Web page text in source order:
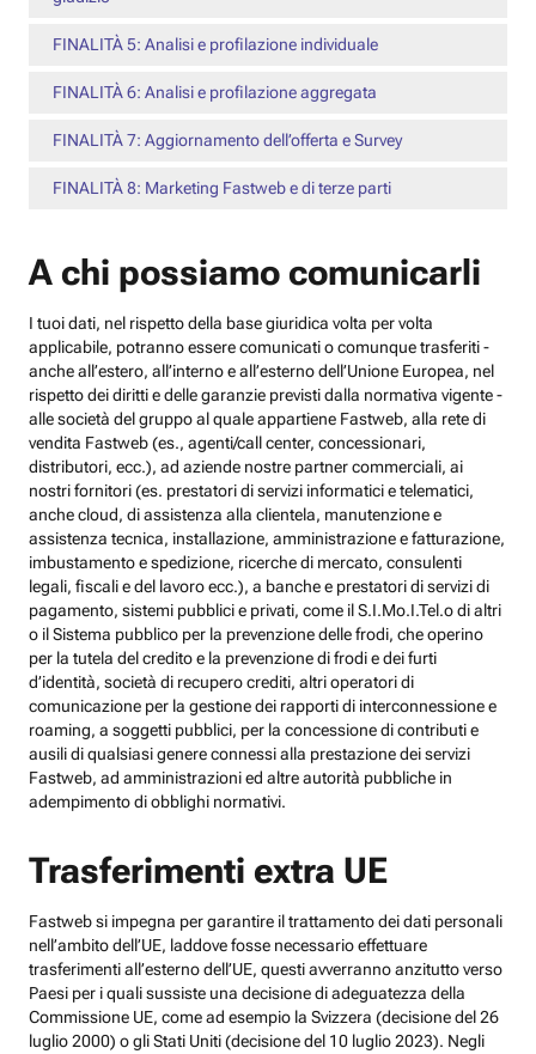
FINALITÀ 5: Analisi e profilazione individuale
FINALITÀ 6: Analisi e profilazione aggregata
FINALITÀ 7: Aggiornamento dell’offerta e Survey
FINALITÀ 8: Marketing Fastweb e di terze parti
A chi possiamo comunicarli
I tuoi dati, nel rispetto della base giuridica volta per volta
applicabile, potranno essere comunicati o comunque trasferiti -
anche all’estero, all’interno e all’esterno dell’Unione Europea, nel
rispetto dei diritti e delle garanzie previsti dalla normativa vigente -
alle società del gruppo al quale appartiene Fastweb, alla rete di
vendita Fastweb (es., agenti/call center, concessionari,
distributori, ecc.), ad aziende nostre partner commerciali, ai
nostri fornitori (es. prestatori di servizi informatici e telematici,
anche cloud, di assistenza alla clientela, manutenzione e
assistenza tecnica, installazione, amministrazione e fatturazione,
imbustamento e spedizione, ricerche di mercato, consulenti
legali, fiscali e del lavoro ecc.), a banche e prestatori di servizi di
pagamento, sistemi pubblici e privati, come il S.I.Mo.I.Tel.o di altri
o il Sistema pubblico per la prevenzione delle frodi, che operino
per la tutela del credito e la prevenzione di frodi e dei furti
d’identità, società di recupero crediti, altri operatori di
comunicazione per la gestione dei rapporti di interconnessione e
roaming, a soggetti pubblici, per la concessione di contributi e
ausili di qualsiasi genere connessi alla prestazione dei servizi
Fastweb, ad amministrazioni ed altre autorità pubbliche in
adempimento di obblighi normativi.
Trasferimenti extra UE
Fastweb si impegna per garantire il trattamento dei dati personali
nell’ambito dell’UE, laddove fosse necessario effettuare
trasferimenti all’esterno dell’UE, questi avverranno anzitutto verso
Paesi per i quali sussiste una decisione di adeguatezza della
Commissione UE, come ad esempio la Svizzera (decisione del 26
luglio 2000) o gli Stati Uniti (decisione del 10 luglio 2023). Negli